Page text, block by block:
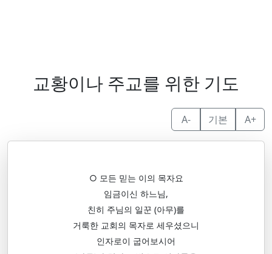
교황이나 주교를 위한 기도
A- 기본 A+
○ 모든 믿는 이의 목자요
임금이신 하느님,
친히 주님의 일꾼 (아무)를
거룩한 교회의 목자로 세우셨으니
인자로이 굽어보시어